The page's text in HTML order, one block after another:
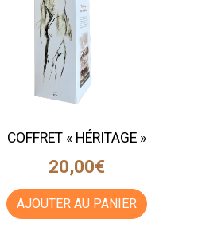
COFFRET « HÉRITAGE »
20,00€
AJOUTER AU PANIER